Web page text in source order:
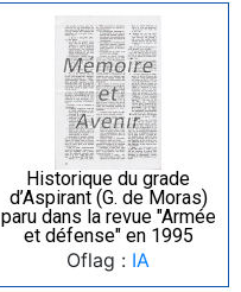
Historique du grade
d’Aspirant (G. de Moras)
paru dans la revue "Armée
et défense" en 1995
Oflag : IA